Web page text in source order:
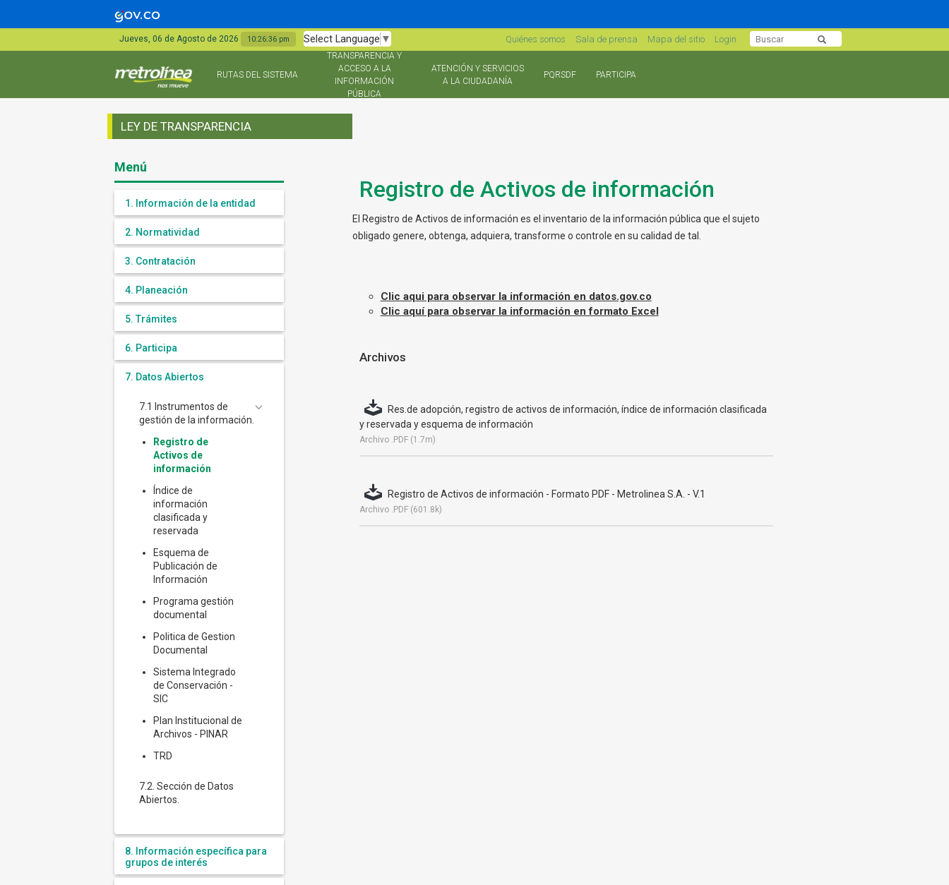
Jueves, 06 de Agosto de 2026 10:26:36 pm Select Language ▼ Quiénes somos Sala de prensa Mapa del sitio Login
RUTAS DEL SISTEMA
TRANSPARENCIA Y
ACCESO A LA
INFORMACIÓN
PÚBLICA
ATENCIÓN Y SERVICIOS
A LA CIUDADANÍA
PQRSDF PARTICIPA
LEY DE TRANSPARENCIA
Menú
1. Información de la entidad
2. Normatividad
3. Contratación
4. Planeación
5. Trámites
6. Participa
7. Datos Abiertos
7.1 Instrumentos de
gestión de la información.
Registro de
Activos de
información
Índice de
información
clasificada y
reservada
Esquema de
Publicación de
Información
Programa gestión
documental
Politica de Gestion
Documental
Sistema Integrado
de Conservación -
SIC
Plan Institucional de
Archivos - PINAR
TRD
7.2. Sección de Datos
Abiertos.
8. Información específica para
grupos de interés
Registro de Activos de información
El Registro de Activos de información es el inventario de la información pública que el sujeto
obligado genere, obtenga, adquiera, transforme o controle en su calidad de tal.
Clic aqui para observar la información en datos.gov.co
Clic aquí para observar la información en formato Excel
Archivos
Res.de adopción, registro de activos de información, índice de información clasificada
y reservada y esquema de información
Archivo .PDF (1.7m)
Registro de Activos de información - Formato PDF - Metrolinea S.A. - V.1
Archivo .PDF (601.8k)